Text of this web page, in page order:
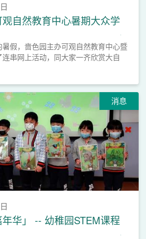
自然教育中心暑期大众学
假，啬色园主办可观自然教育中心暨
串网上活动，同大家一齐欣赏大自
消息
年华」 -- 幼稚园STEM课程